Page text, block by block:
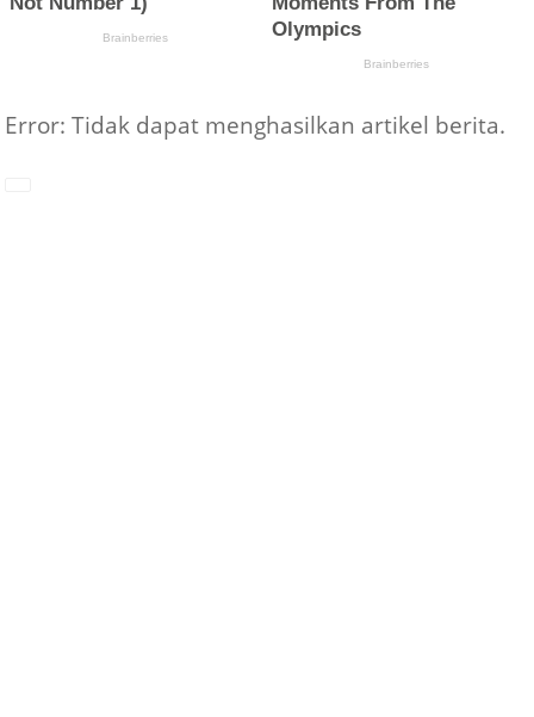
Error: Tidak dapat menghasilkan artikel berita.